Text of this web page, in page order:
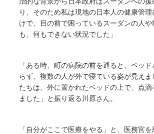
り、そのため私は現地の日本人の健康管
けで、目の前で困っているスーダンの人
も、何もできない状況でした」
「ある時、町の病院の前を通ると、ベッ
らず、複数の人が外で寝ている姿が見え
たちは、外に置かれたベッドの上で、点
ました」と振り返る川原さん。
「自分がここで医療をやる」と、医務官